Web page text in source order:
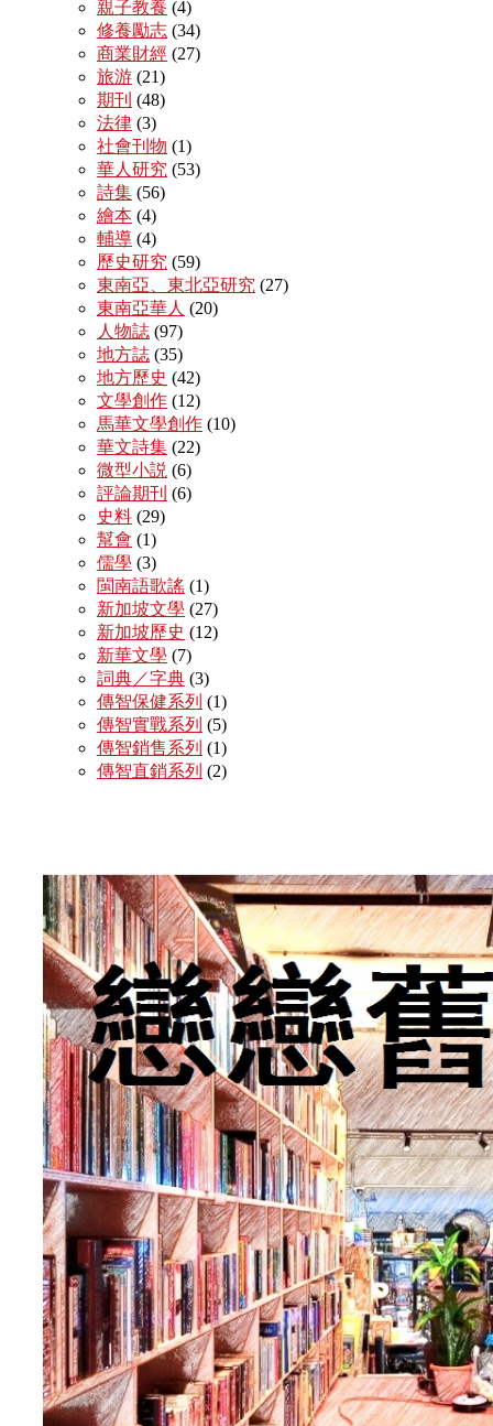
親子教養 (4)
修養勵志 (34)
商業財經 (27)
旅游 (21)
期刊 (48)
法律 (3)
社會刊物 (1)
華人研究 (53)
詩集 (56)
繪本 (4)
輔導 (4)
歷史研究 (59)
東南亞、東北亞研究 (27)
東南亞華人 (20)
人物誌 (97)
地方誌 (35)
地方歷史 (42)
文學創作 (12)
馬華文學創作 (10)
華文詩集 (22)
微型小説 (6)
評論期刊 (6)
史料 (29)
幫會 (1)
儒學 (3)
閩南語歌謠 (1)
新加坡文學 (27)
新加坡歷史 (12)
新華文學 (7)
詞典／字典 (3)
傳智保健系列 (1)
傳智實戰系列 (5)
傳智銷售系列 (1)
傳智直銷系列 (2)